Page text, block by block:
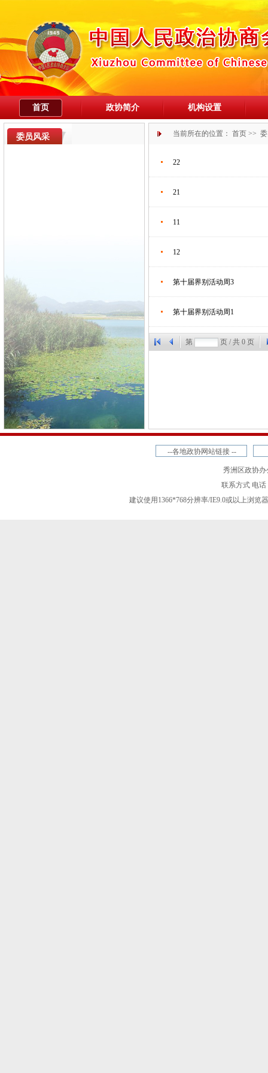
首页 政协简介 机构设置
委员风采 当前所在的位置： 首页 >>
22
21
11
12
第十届界别活动周3
第十届界别活动周1
第 页 / 共 0 页
--各地政协网站链接 --
秀洲区政协
联系方式 电话
建议使用1366*768分辨率/IE9.0或以上浏览